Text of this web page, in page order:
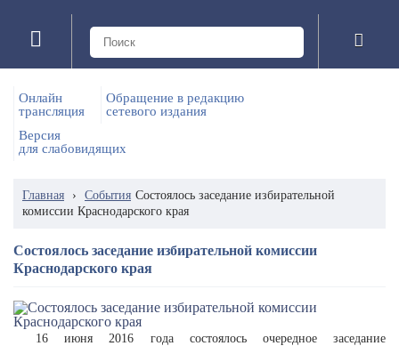
Онлайн
трансляция
Обращение в редакцию
сетевого издания
Версия
для слабовидящих
Главная › События Состоялось заседание избирательной
комиссии Краснодарского края
Состоялось заседание избирательной комиссии
Краснодарского края
16 июня 2016 года состоялось очередное заседание